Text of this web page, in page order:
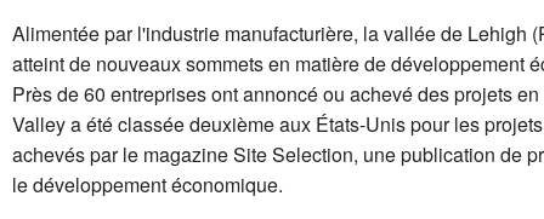
Alimentée par l'industrie manufacturière, la vallée de Lehigh
atteint de nouveaux sommets en matière de développement
Près de 60 entreprises ont annoncé ou achevé des projets
Valley a été classée deuxième aux États-Unis pour les
achevés par le magazine Site Selection, une publication de
le développement économique.